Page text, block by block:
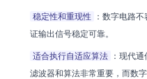
稳定性和重现性
：数字电路
证输出信号稳定可靠。
适合执行自适应算法 ：现代
滤波器和算法非常重要，而数